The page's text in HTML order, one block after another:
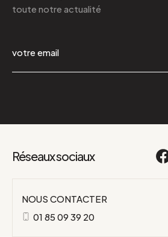
toute notre actualité
Réseaux sociaux
NOUS CONTACTER
01 85 09 39 20